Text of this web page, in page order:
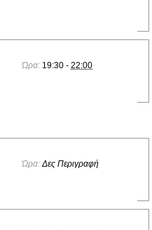
Ώρα: 19:30 - 22:00
Ώρα:Δες Περιγραφή